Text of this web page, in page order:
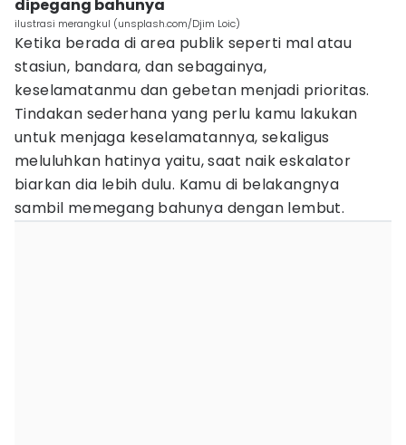
dipegang bahunya
ilustrasi merangkul (unsplash.com/Djim Loic)
Ketika berada di area publik seperti mal atau
stasiun, bandara, dan sebagainya,
keselamatanmu dan gebetan menjadi prioritas.
Tindakan sederhana yang perlu kamu lakukan
untuk menjaga keselamatannya, sekaligus
meluluhkan hatinya yaitu, saat naik eskalator
biarkan dia lebih dulu. Kamu di belakangnya
sambil memegang bahunya dengan lembut.